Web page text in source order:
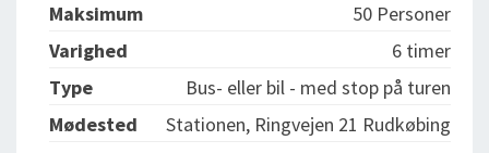
Maksimum
50 Personer
Varighed
6 timer
Type
Bus- eller bil - med stop på turen
Mødested
Stationen, Ringvejen 21 Rudkøbing